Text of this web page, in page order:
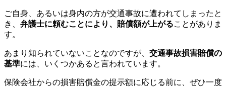
ご自身、あるいは身内の方が交通事故に遭われてしまったと
き、 弁護士に頼むことにより、賠償額が上がることがありま
す。
あまり知られていないことなのですが、 交通事故損害賠償の
基準には、いくつかあると言われています。
保険会社からの損害賠償金の提示額に応じる前に、ぜひ一度